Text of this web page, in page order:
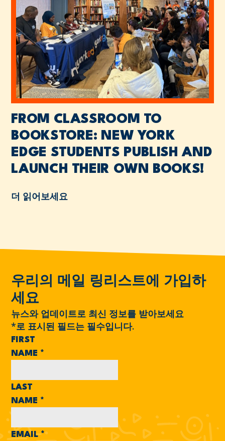
FROM CLASSROOM TO
BOOKSTORE: NEW YORK
EDGE STUDENTS PUBLISH AND
LAUNCH THEIR OWN BOOKS!
더 읽어보세요
우리의 메일 링리스트에 가입하
세요
뉴스와 업데이트로 최신 정보를 받아보세요
*로 표시된 필드는 필수입니다.
FIRST
NAME *
LAST
NAME *
EMAIL*